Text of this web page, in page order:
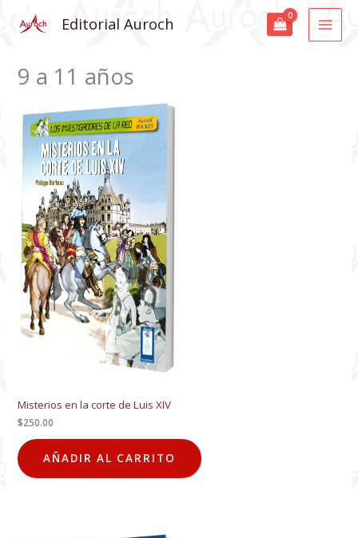
Editorial Auroch
9 a 11 años
Misterios en la corte de Luis XIV
$250.00
AÑADIR AL CARRITO